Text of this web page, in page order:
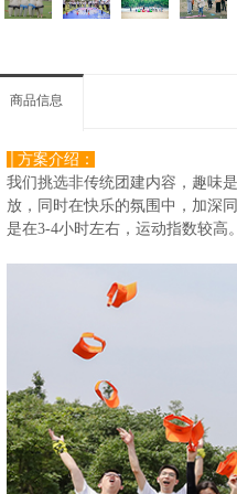
商品信息
│方案介绍：
我们挑选非传统团建内容，趣味
放，同时在快乐的氛围中，加深
是在3-4小时左右，运动指数较高